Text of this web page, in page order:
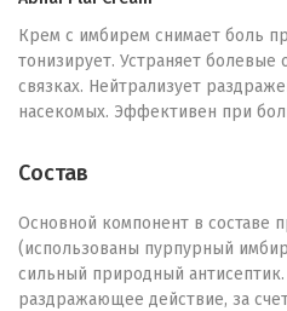
Крем с имбирем снимает боль
тонизирует. Устраняет болевые
связках. Нейтрализует
насекомых. Эффективен при
Состав
Основной компонент в составе
(использованы пурпурный
сильный природный
раздражающее действие, за